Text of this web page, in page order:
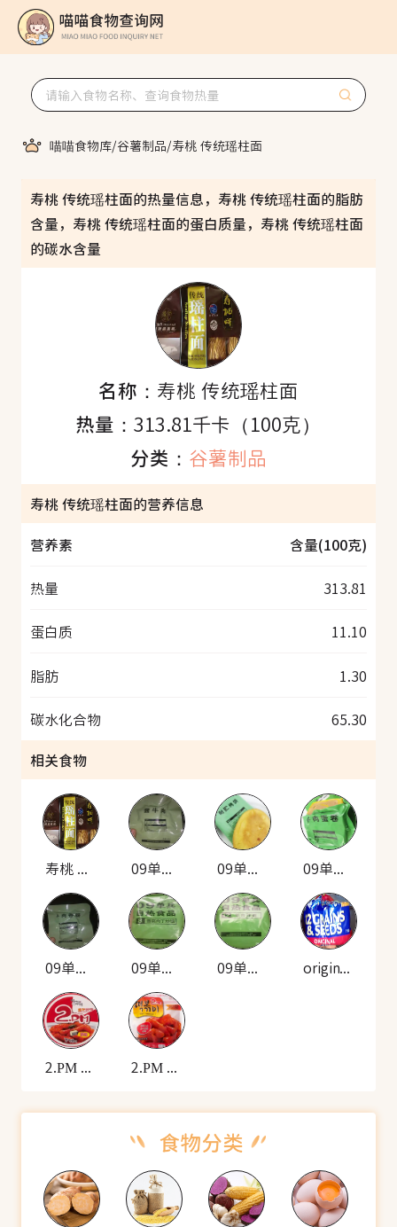
喵喵食物库/谷薯制品/寿桃 传统瑶柱面
寿桃 传统瑶柱面的热量信息，寿桃 传统瑶柱面的脂肪
含量，寿桃 传统瑶柱面的蛋白质量，寿桃 传统瑶柱面
的碳水含量
名称： 寿桃 传统瑶柱面
热量：313.81千卡（100克）
分类： 谷薯制品
寿桃 传统瑶柱面的营养信息
营养素
含量(100克)
热量 313.81
蛋白质 11.10
脂肪 1.30
碳水化合物
65.30
相关食物
寿桃 传统瑶柱面 09单兵 自热米饭套餐(酱牛肉) 09单兵 自热米饭套餐(耐贮烤饼) 09单兵 自热米饭套餐(牛肉蛋卷)
09单兵 自热米饭套餐(牛肉香肠) 09单兵 自热食品(雪菜肉丁炒饭) 09单兵 自热食品(羊肉拌面) original 12种谷物种子的面包
2.PM 韩式炒年糕(碗装) 2.PM 香辣年糕(袋装)